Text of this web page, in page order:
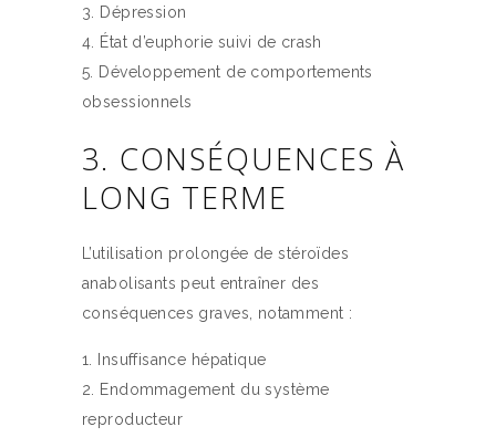
Dépression
État d’euphorie suivi de crash
Développement de comportements
obsessionnels
3. CONSÉQUENCES À
LONG TERME
L’utilisation prolongée de stéroïdes
anabolisants peut entraîner des
conséquences graves, notamment :
Insuffisance hépatique
Endommagement du système
reproducteur